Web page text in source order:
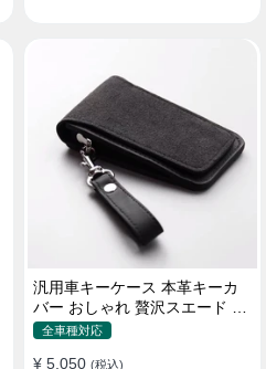
汎用車キーケース 本革キーカ
バー おしゃれ 贅沢スエード 格
好良いデザイン
全車種対応
¥ 5,050 (税込)